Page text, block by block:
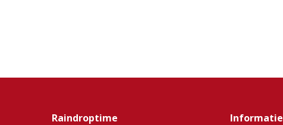
Raindroptime Informatie